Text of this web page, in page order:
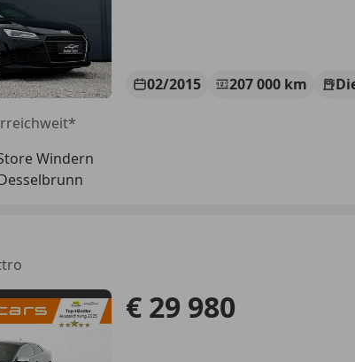
02/2015 207 000 km
Windern
€ 29 980